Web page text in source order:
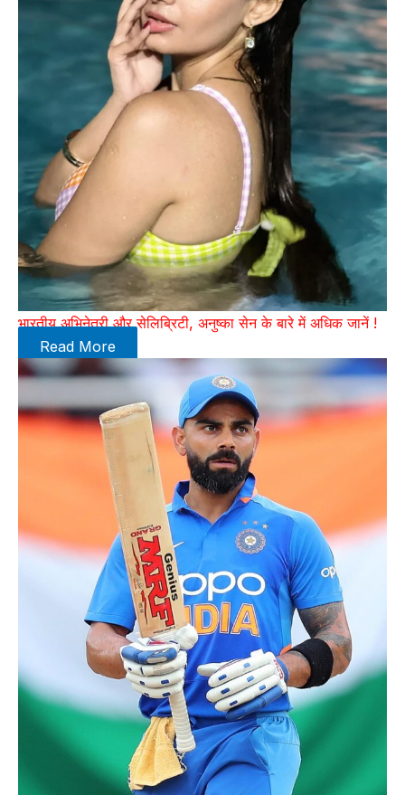
भारतीय अभिनेत्री और सेलिब्रिटी, अनुष्का सेन के बारे में अधिक जानें !
Read More